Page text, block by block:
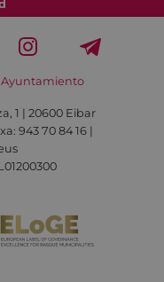
Ayuntamiento
1 | 20600 Eibar
943 70 84 16 |